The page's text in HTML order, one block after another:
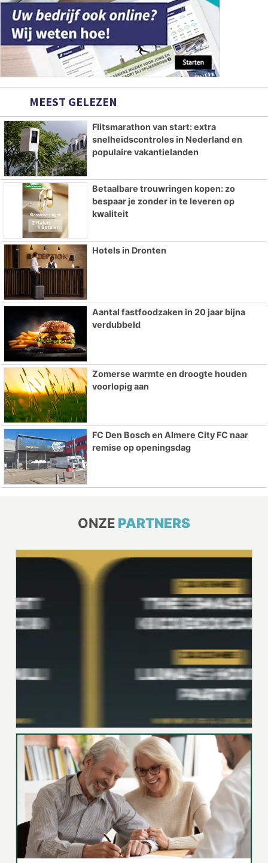
MEEST GELEZEN
Flitsmarathon van start: extra
snelheidscontroles in Nederland en
populaire vakantielanden
Betaalbare trouwringen kopen: zo
bespaar je zonder in te leveren op
kwaliteit
Hotels in Dronten
Aantal fastfoodzaken in 20 jaar bijna
verdubbeld
Zomerse warmte en droogte houden
voorlopig aan
FC Den Bosch en Almere City FC naar
remise op openingsdag
ONZE PARTNERS